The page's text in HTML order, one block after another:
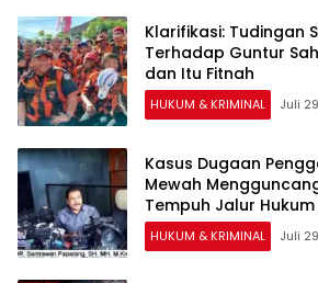
Klarifikasi: Tudingan
Terhadap Guntur
dan Itu Fitnah
HUKUM & KRIMINAL Juli
Kasus Dugaan
Mewah
Tempuh Jalur
Jaya
HUKUM & KRIMINAL Juli